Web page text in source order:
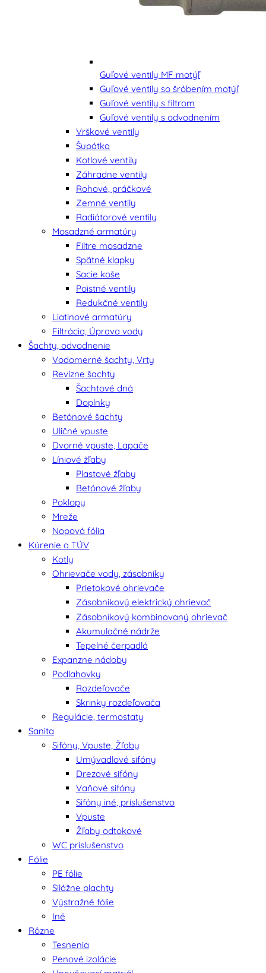
Guľové ventily MF motýľ
Guľové ventily so šróbením motýľ
Guľové ventily s filtrom
Guľové ventily s odvodnením
Vrškové ventily
Šupátka
Kotlové ventily
Záhradne ventily
Rohové, práčkové
Zemné ventily
Radiátorové ventily
Mosadzné armatúry
Filtre mosadzne
Spätné klapky
Sacie koše
Poistné ventily
Redukčné ventily
Liatinové armatúry
Filtrácia, Úprava vody
Šachty, odvodnenie
Vodomerné šachty, Vrty
Revízne šachty
Šachtové dná
Doplnky
Betónové šachty
Uličné vpuste
Dvorné vpuste, Lapače
Líniové žľaby
Plastové žľaby
Betónové žľaby
Poklopy
Mreže
Nopová fólia
Kúrenie a TÚV
Kotly
Ohrievače vody, zásobníky
Prietokové ohrievače
Zásobnikový elektrický ohrievač
Zásobníkový kombinovaný ohrievač
Akumulačné nádrže
Tepelné čerpadlá
Expanzne nádoby
Podlahovky
Rozdeľovače
Skrinky rozdeľovača
Regulácie, termostaty
Sanita
Sifóny, Vpuste, Žľaby
Umývadlové sifóny
Drezové sifóny
Vaňové sifóny
Sifóny iné, príslušenstvo
Vpuste
Žľaby odtokové
WC príslušenstvo
Fólie
PE fólie
Silážne plachty
Výstražné fólie
Iné
Rôzne
Tesnenia
Penové izolácie